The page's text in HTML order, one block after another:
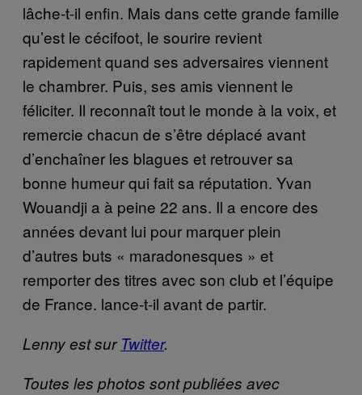
lâche-t-il enfin. Mais dans cette grande famille
qu’est le cécifoot, le sourire revient
rapidement quand ses adversaires viennent
le chambrer. Puis, ses amis viennent le
féliciter. Il reconnaît tout le monde à la voix, et
remercie chacun de s’être déplacé avant
d’enchaîner les blagues et retrouver sa
bonne humeur qui fait sa réputation. Yvan
Wouandji a à peine 22 ans. Il a encore des
années devant lui pour marquer plein
d’autres buts « maradonesques » et
remporter des titres avec son club et l’équipe
de France. lance-t-il avant de partir.
Lenny est surTwitter.
Toutes les photos sont publiées avec